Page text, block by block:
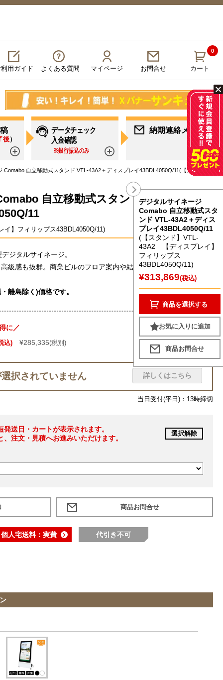
用ガイド よくある質問 マイページ お問合せ カート
0
後）
詳しく見る
データチェック
入金確認
※銀行振込のみ
納期連絡メール
詳
Comabo 自立移動式スタンド VTL-43A2＋ディスプレイ43BDL4050Q/11(【スタンド】
自立移動式スタンド VTL-43A2＋
11
】フィリップス43BDL4050Q/11)
ジタルサイネージ。
級感も抜群。商業ビルのフロア案内や結婚式場、葬儀会館等様々
離島除く)価格です。
に／
込) ¥285,335(税別)
択されていません 詳しくはこちら
当日受付(平日)：13時締切
送日・カートが表示されます。
注文・見積へお進みいただけます。
選択解除
個人宅送料：実費 代引き不可
デジタルサイネージ
Comabo 自立移動式スタ
ンド VTL-43A2＋ディス
プレイ43BDL4050Q/11
(【スタンド】VTL-
43A2 【ディスプレイ】
フィリップス
43BDL4050Q/11)
¥313,869(税込)
商品を選択する
お気に入りに追加